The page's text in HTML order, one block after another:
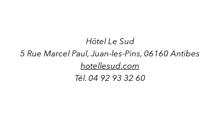
Hôtel Le Sud
5 Rue Marcel Paul, Juan-les-Pins, 06160 Antibes
hotellesud.com
Tél. 04 92 93 32 60